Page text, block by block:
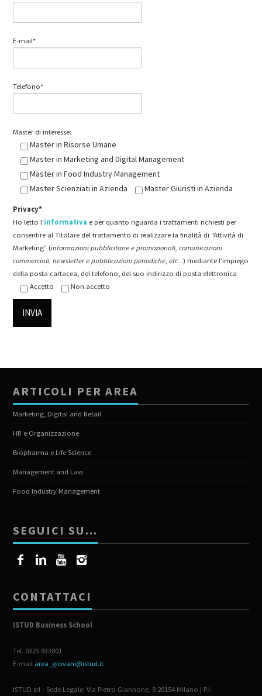
E-mail*
Telefono*
Master di interesse:
Master in Risorse Umane
Master in Marketing and Digital Management
Master in Food Industry Management
Master Scienziati in Azienda
Master Giuristi in Azienda
Privacy*
Ho letto l'informativa e per quanto riguarda i trattamenti richiesti per
consentire al Titolare del trattamento di realizzare la finalità di “Attività di
Marketing” (informazioni pubblicitarie e promozionali, comunicazioni
commerciali, newsletter e pubblicazioni periodiche, etc...) mediante l’impiego
della posta cartacea, del telefono, del suo indirizzo di posta elettronica
Accetto
Non accetto
ARTICOLI PER AREA
Marketing, Digital and Retail
HR e Organizzazione
Biopharma e Life Science
Management and Law
Food Industry Management
SEGUICI SU…
CONTATTACI
ISTUD Business School
Tel. 0323 933801
E-mail area_giovani@istud.it
ISTUD srl - Sede Legale: Via Pietro Giannone, 9 20154 Milano | P.I.